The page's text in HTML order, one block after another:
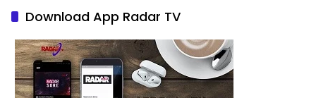
Download App Radar TV